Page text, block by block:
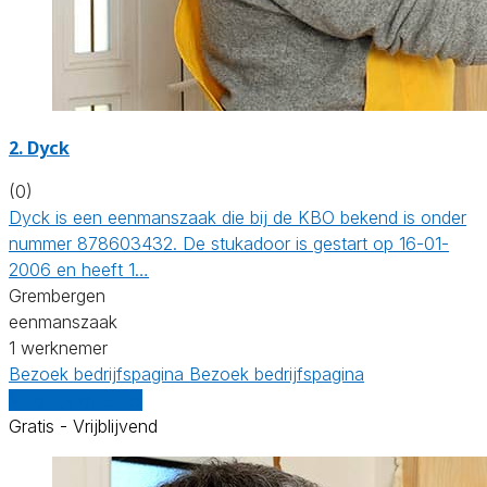
2. Dyck
(0)
Dyck is een eenmanszaak die bij de KBO bekend is onder
nummer 878603432. De stukadoor is gestart op 16-01-
2006 en heeft 1…
Grembergen
eenmanszaak
1 werknemer
Bezoek bedrijfspagina Bezoek bedrijfspagina
Gratis - Vrijblijvend